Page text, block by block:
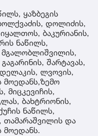
ყაზბეგის
დოლიძის,
ბაკურიანის,
ნაწილს,
მგალობლიშვილის,
შარტავას,
ლვოვის,
მოედანს,ზემო
მიცკევიჩის,
ბახტრიონის,
ნაწილს,
თამარაშვილის და
მოედანს.